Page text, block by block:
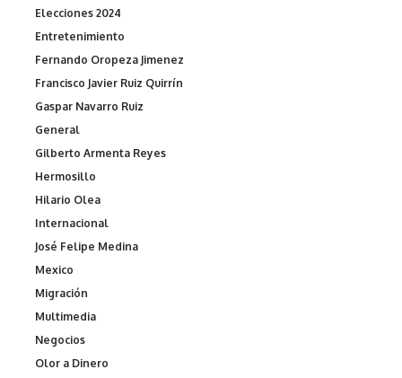
Elecciones 2024
Entretenimiento
Fernando Oropeza Jimenez
Francisco Javier Ruiz Quirrín
Gaspar Navarro Ruiz
General
Gilberto Armenta Reyes
Hermosillo
Hilario Olea
Internacional
José Felipe Medina
Mexico
Migración
Multimedia
Negocios
Olor a Dinero